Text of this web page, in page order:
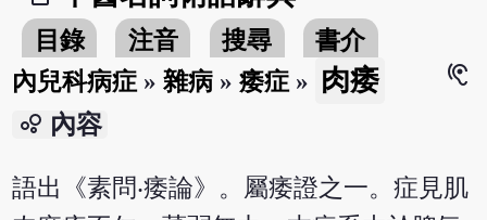
目錄 注音 搜尋
書介
內兒科病症 »雜病 »痿症 » 肉痿
hearing
bubble_chart 內容
語出《素問‧痿論》。屬痿證之一。症見肌